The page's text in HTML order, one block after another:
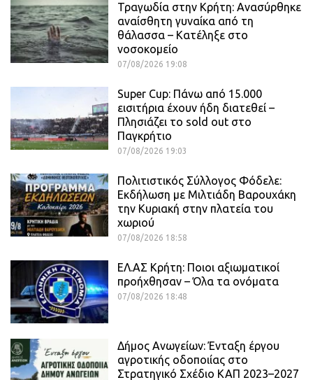
Τραγωδία στην Κρήτη: Ανασύρθηκε
αναίσθητη γυναίκα από τη
θάλασσα – Κατέληξε στο
νοσοκομείο
07/08/2026 19:08
Super Cup: Πάνω από 15.000
εισιτήρια έχουν ήδη διατεθεί –
Πλησιάζει το sold out στο
Παγκρήτιο
07/08/2026 19:03
Πολιτιστικός Σύλλογος Φόδελε:
Εκδήλωση με Μιλτιάδη Βαρουχάκη
την Κυριακή στην πλατεία του
χωριού
07/08/2026 18:58
ΕΛ.ΑΣ Κρήτη: Ποιοι αξιωματικοί
προήχθησαν – Όλα τα ονόματα
07/08/2026 18:48
Δήμος Ανωγείων: Ένταξη έργου
αγροτικής οδοποιίας στο
Στρατηγικό Σχέδιο ΚΑΠ 2023–2027